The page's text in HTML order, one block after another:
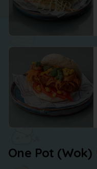
One Pot (Wok)